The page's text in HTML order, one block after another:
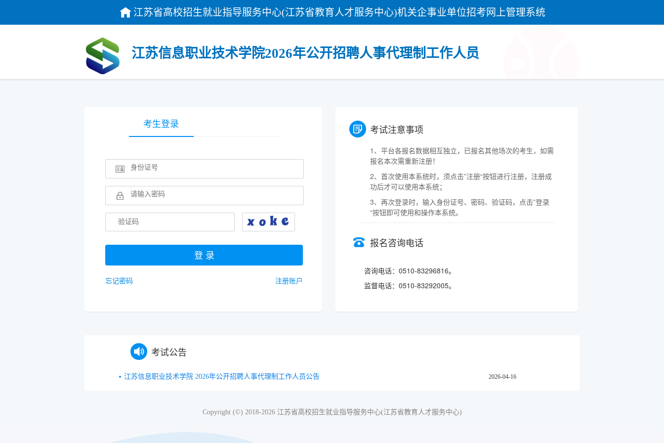
江苏省高校招生就业指导服务中心(江苏省教育人才服务中心)机关企事业单位招考网上管理系统
江苏信息职业技术学院2026年公开招聘人事代理制工作人员
考生登录
注册账户
忘记密码
考试注意事项
1、平台各报名数据相互独立，已报名其他场次的考生，如需
报名本次需重新注册！
2、首次使用本系统时，须点击”注册“按钮进行注册，注册成
功后才可以使用本系统；
3、再次登录时，输入身份证号、密码、验证码，点击”登录
“按钮即可使用和操作本系统。
报名咨询电话
咨询电话：0510-83296816。
监督电话：0510-83292005。
考试公告
江苏信息职业技术学院 2026年公开招聘人事代理制工作人员公告 2026-04-16
Copyright (©) 2018-2026 江苏省高校招生就业指导服务中心(江苏省教育人才服务中心)